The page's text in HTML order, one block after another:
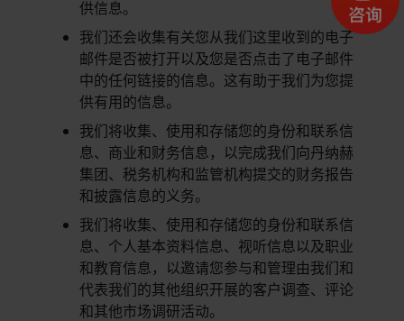
供信息。
我们还会收集有关您从我们这里收到的电子
邮件是否被打开以及您是否点击了电子邮件
中的任何链接的信息。这有助于我们为您提
供有用的信息。
我们将收集、使用和存储您的身份和联系信
息、商业和财务信息，以完成我们向丹纳赫
集团、税务机构和监管机构提交的财务报告
和披露信息的义务。
我们将收集、使用和存储您的身份和联系信
息、个人基本资料信息、视听信息以及职业
和教育信息，以邀请您参与和管理由我们和
代表我们的其他组织开展的客户调查、评论
和其他市场调研活动。